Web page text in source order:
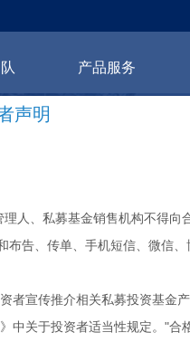
声明
人、私募基金销售机构不得向
告、传单、手机短信、微信
者宣传推介相关私募投资基金
中关于投资者适当性规定。"合
产品服务